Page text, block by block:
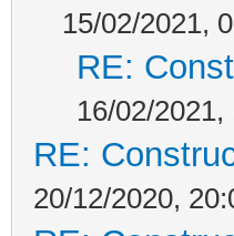
15/02/2021,
RE:
16/02/2021,
RE:
20/12/2020,